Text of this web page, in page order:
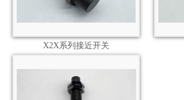
X2X系列接近开关